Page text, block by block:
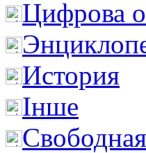
Цифрова
История
Інше